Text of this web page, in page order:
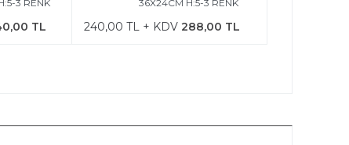
3 RENK
TL
36X24CM H:5-3 RENK
240,00 TL + KDV 288,00 TL